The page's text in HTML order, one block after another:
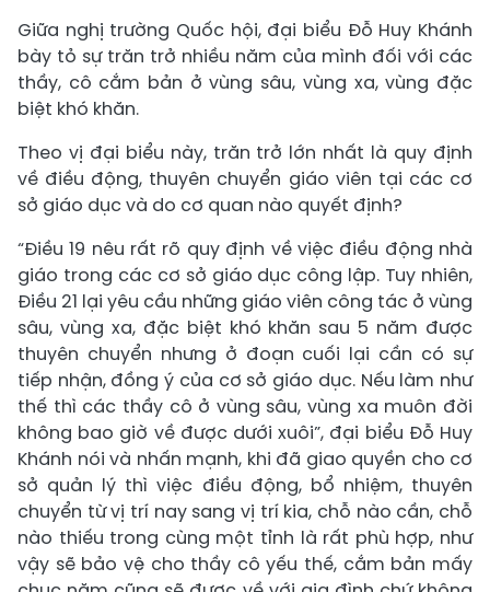
Giữa nghị trường Quốc hội, đại biểu Đỗ Huy Khánh
bày tỏ sự trăn trở nhiều năm của mình đối với các
thầy, cô cắm bản ở vùng sâu, vùng xa, vùng đặc
biệt khó khăn.
Theo vị đại biểu này, trăn trở lớn nhất là quy định
về điều động, thuyên chuyển giáo viên tại các cơ
sở giáo dục và do cơ quan nào quyết định?
“Điều 19 nêu rất rõ quy định về việc điều động nhà
giáo trong các cơ sở giáo dục công lập. Tuy nhiên,
Điều 21 lại yêu cầu những giáo viên công tác ở vùng
sâu, vùng xa, đặc biệt khó khăn sau 5 năm được
thuyên chuyển nhưng ở đoạn cuối lại cần có sự
tiếp nhận, đồng ý của cơ sở giáo dục. Nếu làm như
thế thì các thầy cô ở vùng sâu, vùng xa muôn đời
không bao giờ về được dưới xuôi”, đại biểu Đỗ Huy
Khánh nói và nhấn mạnh, khi đã giao quyền cho cơ
sở quản lý thì việc điều động, bổ nhiệm, thuyên
chuyển từ vị trí nay sang vị trí kia, chỗ nào cần, chỗ
nào thiếu trong cùng một tỉnh là rất phù hợp, như
vậy sẽ bảo vệ cho thầy cô yếu thế, cắm bản mấy